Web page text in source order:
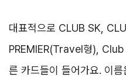
대표적으로 CLUB SK,
PREMIER(Travel형),
른 카드들이 들어가요. 이